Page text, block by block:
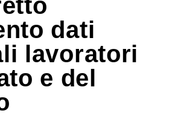
dati
lavoratori
e del